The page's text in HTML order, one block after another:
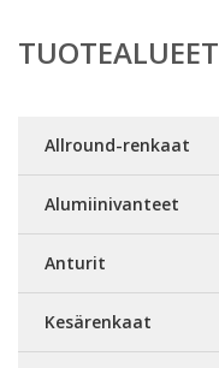
TUOTEALUEET
Allround-renkaat
Alumiinivanteet
Anturit
Kesärenkaat